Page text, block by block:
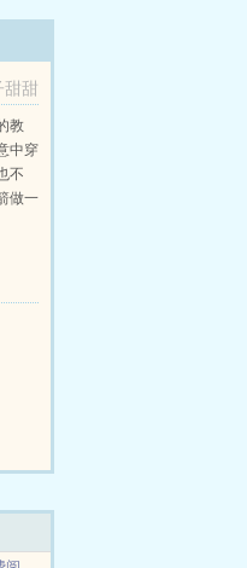
甜甜
教
中穿
不
做一